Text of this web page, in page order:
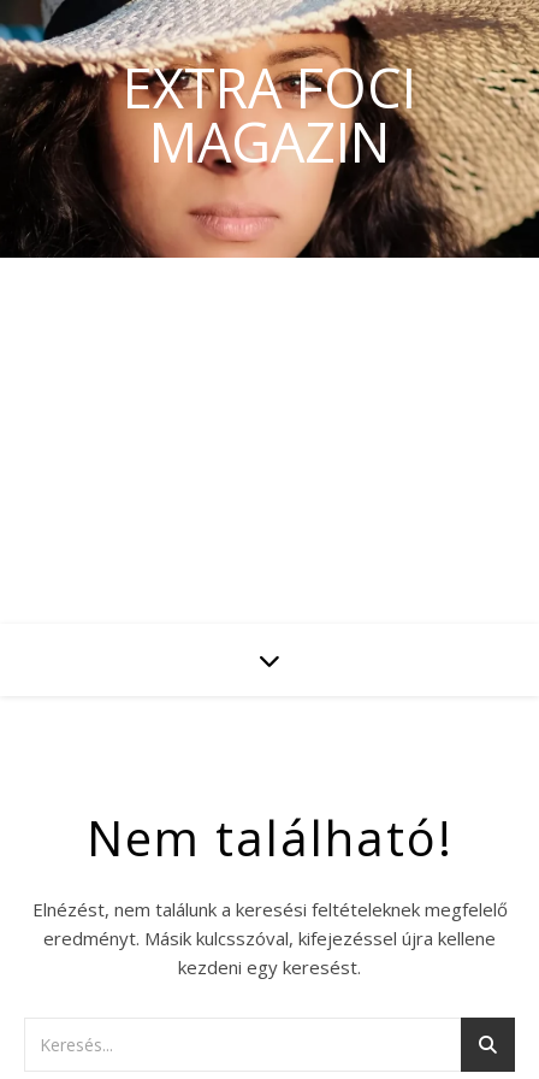
EXTRA FOCI
MAGAZIN
Nem található!
Elnézést, nem találunk a keresési feltételeknek megfelelő
eredményt. Másik kulcsszóval, kifejezéssel újra kellene
kezdeni egy keresést.